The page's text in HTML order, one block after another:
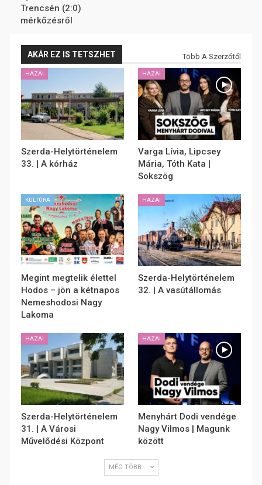
Trencsén (2:0)
mérkőzésről
AKÁR EZ IS TETSZHET Több A Szerzőtől
HAZAI
Szerda-Helytörténelem
33. | A kórház
HAZAI
Varga Lívia, Lipcsey
Mária, Tóth Kata |
Sokszög
KULTÚRA
Megint megtelik élettel
Hodos – jön a kétnapos
Nemeshodosi Nagy
Lakoma
HAZAI
Szerda-Helytörténelem
32. | A vasútállomás
HAZAI
Szerda-Helytörténelem
31. | A Városi
Művelődési Központ
HAZAI
Menyhárt Dodi vendége
Nagy Vilmos | Magunk
között
MÉG TÖBB...